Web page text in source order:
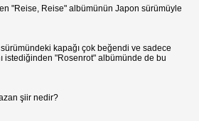
"Reise, Reise" albümünün Japon sürümüyle
kapağı çok beğendi ve sadece
istediğinden "Rosenrot" albümünde de bu
şiir nedir?